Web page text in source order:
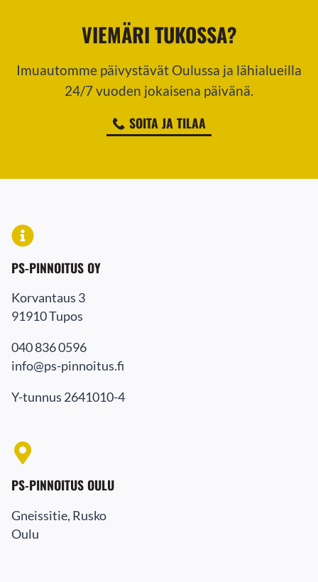
VIEMÄRI TUKOSSA?
Imuautomme päivystävät Oulussa ja lähialueilla
24/7 vuoden jokaisena päivänä.
SOITA JA TILAA
PS-PINNOITUS OY
Korvantaus 3
91910 Tupos
040 836 0596
info@ps-pinnoitus.fi
Y-tunnus 2641010-4
PS-PINNOITUS OULU
Gneissitie, Rusko
Oulu